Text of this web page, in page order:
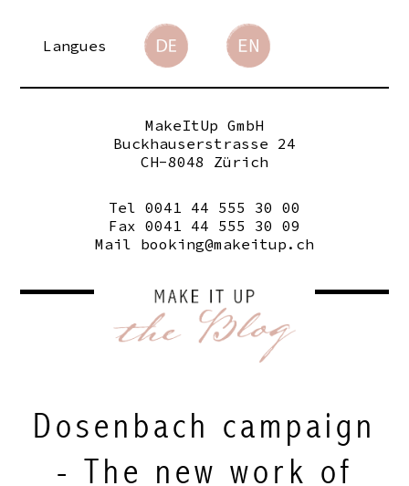
Langues
MakeItUp GmbH
Buckhauserstrasse 24
CH-8048 Zürich
Tel 0041 44 555 30 00
Fax 0041 44 555 30 09
Mail booking@makeitup.ch
Dosenbach campaign
- The new work of